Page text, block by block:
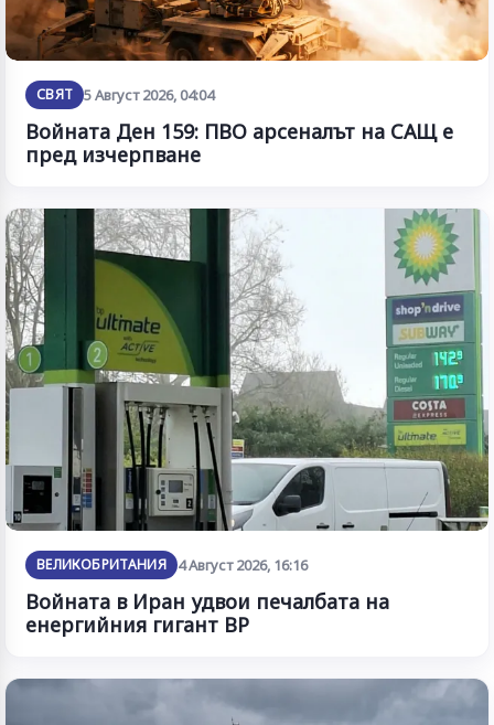
СВЯТ 5 Август 2026, 04:04
Войната Ден 159: ПВО арсеналът на САЩ е
пред изчерпване
ВЕЛИКОБРИТАНИЯ 4 Август 2026, 16:16
Войната в Иран удвои печалбата на
енергийния гигант BP